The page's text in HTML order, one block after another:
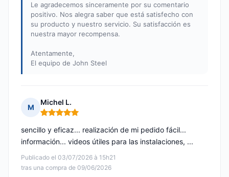
Le agradecemos sinceramente por su comentario
positivo. Nos alegra saber que está satisfecho con
su producto y nuestro servicio. Su satisfacción es
nuestra mayor recompensa.
Atentamente,
El equipo de John Steel
M
Michel L.
Nota: 5 de 5
Publicado el 03/07/2026 à 15h21
tras una compra de 09/06/2026
sencillo y eficaz... realización de mi pedido fácil...
información... videos útiles para las instalaciones, ...